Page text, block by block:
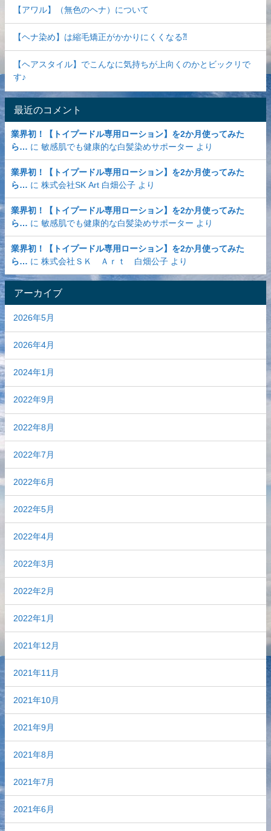
【アワル】（無色のヘナ）について
【ヘナ染め】は縮毛矯正がかかりにくくなる⁈
【ヘアスタイル】でこんなに気持ちが上向くのかとビックリで
す♪
最近のコメント
業界初！【トイプードル専用ローション】を2か月使ってみた
ら…
に 敏感肌でも健康的な白髪染めサポーター より
業界初！【トイプードル専用ローション】を2か月使ってみた
ら…
に 株式会社SK Art 白畑公子 より
業界初！【トイプードル専用ローション】を2か月使ってみた
ら…
に 敏感肌でも健康的な白髪染めサポーター より
業界初！【トイプードル専用ローション】を2か月使ってみた
ら…
に 株式会社ＳＫ Ａｒｔ 白畑公子 より
アーカイブ
2026年5月
2026年4月
2024年1月
2022年9月
2022年8月
2022年7月
2022年6月
2022年5月
2022年4月
2022年3月
2022年2月
2022年1月
2021年12月
2021年11月
2021年10月
2021年9月
2021年8月
2021年7月
2021年6月